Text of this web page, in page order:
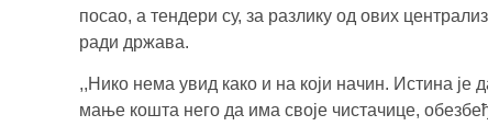
посао, а тендери су, за разлику од ових
ради држава.
,,Нико нема увид како и на који начин. Истина је
мање кошта него да има своје чистачице,